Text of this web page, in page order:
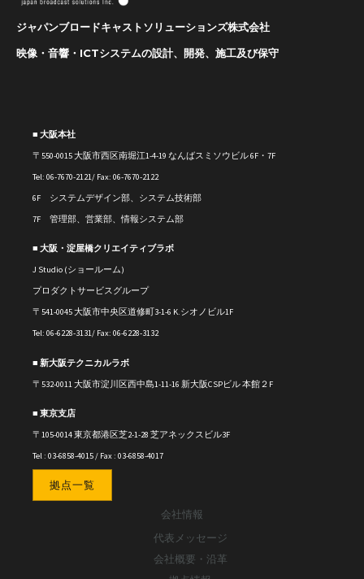
ジャパンブロードキャストソリューションズ株式会社
映像・音響・ICTシステムの設計、開発、施工及び保守
■ 大阪本社
〒550-0015 大阪市西区南堀江1-4-19 なんばスミソウビル 6F・7F
Tel: 06-7670-2121/ Fax: 06-7670-2122
6F システムデザイン部、システム技術部
7F 管理部、営業部、情報システム部
■ 大阪・淀屋橋クリエイティブラボ
J Studio (ショールーム)
プロダクトサービスグループ
〒541-0045 大阪市中央区道修町3-1-6 K.シオノビル1F
Tel: 06-6228-3131/ Fax: 06-6228-3132
■ 新大阪テクニカルラボ
〒 532-0011 大阪市淀川区西中島1-11-16 新大阪CSPビル 本館２F
■ 東京支店
〒105-0014 東京都港区芝2-1-28 芝アネックスビル3F
Tel : 03-6858-4015 / Fax : 03-6858-4017
拠点一覧
会社情報
代表メッセージ
会社概要・沿革